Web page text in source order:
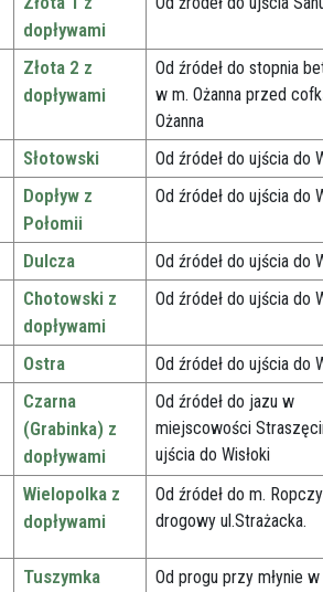
dopływami
Złota 2 z
dopływami
Od źródeł do stopnia
w m. Ożanna przed
Ożanna
Słotowski Od źródeł do ujścia do
Dopływ z
Połomii
Od źródeł do ujścia do
Dulcza Od źródeł do ujścia do
Chotowski z
dopływami
Od źródeł do ujścia do
Ostra Od źródeł do ujścia do
Czarna
(Grabinka) z
dopływami
Od źródeł do jazu w
miejscowości
ujścia do Wisłoki
Wielopolka z
dopływami
Od źródeł do m.
drogowy ul.Strażacka.
Tuszymka
Od progu przy młynie w